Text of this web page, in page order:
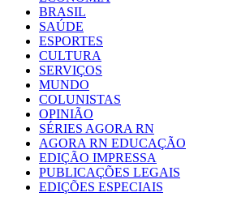
BRASIL
SAÚDE
ESPORTES
CULTURA
SERVIÇOS
MUNDO
COLUNISTAS
OPINIÃO
SÉRIES AGORA RN
AGORA RN EDUCAÇÃO
EDIÇÃO IMPRESSA
PUBLICAÇÕES LEGAIS
EDIÇÕES ESPECIAIS